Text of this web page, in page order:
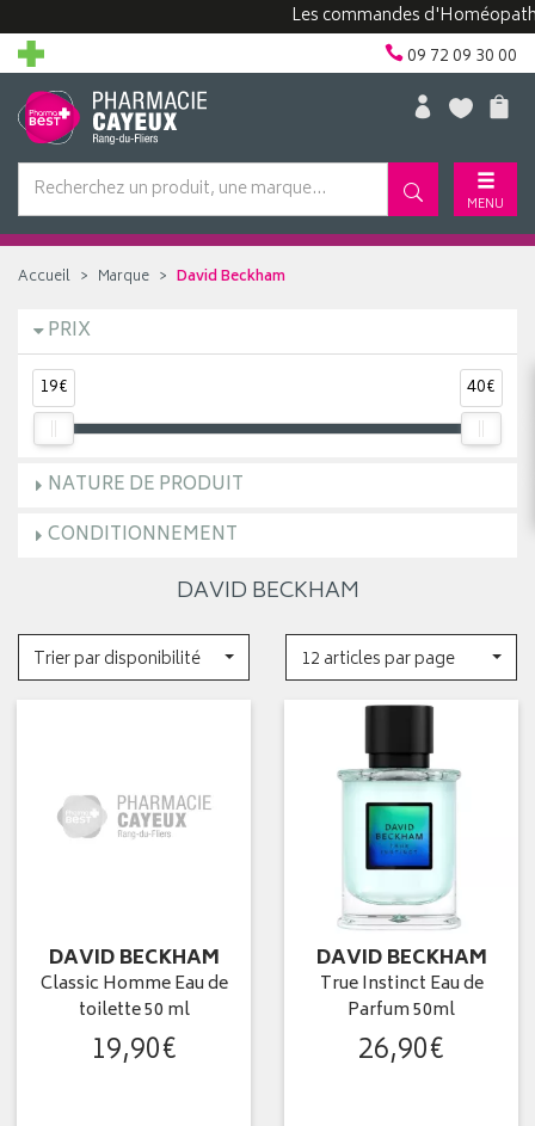
Les commandes
09 72 09 30 00
MENU
Accueil Marque David Beckham
PRIX
19€ 40€
NATURE DE PRODUIT
CONDITIONNEMENT
DAVID BECKHAM
Trier par disponibilité 12 articles par page
DAVID BECKHAM
Classic Homme Eau de
toilette 50 ml
19,90€
DAVID BECKHAM
True Instinct Eau de
Parfum 50ml
26,90€